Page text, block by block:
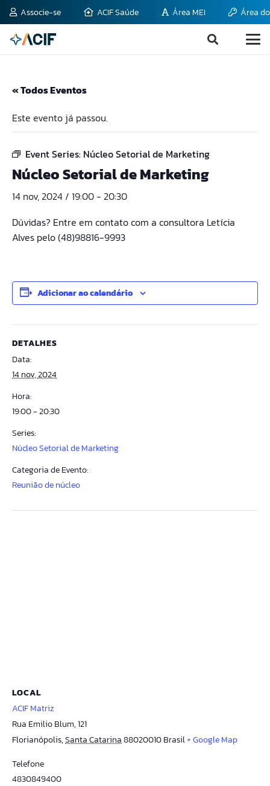
Associe-se ACIF Saúde Área MEI Área
« Todos Eventos
Este evento já passou.
Event Series: Núcleo Setorial de Marketing
Núcleo Setorial de Marketing
14 nov, 2024 / 19:00- 20:30
Dúvidas? Entre em contato com a consultora Letícia
Alves pelo (48)98816-9993
Adicionar ao calendário
DETALHES
Data:
14 nov, 2024
Hora:
19:00 - 20:30
Series:
Núcleo Setorial de Marketing
Categoria de Evento:
Reunião de núcleo
LOCAL
ACIF Matriz
Rua Emilio Blum, 121
Florianópolis,Santa Catarina88020010Brasil+ Google Map
Telefone
4830849400